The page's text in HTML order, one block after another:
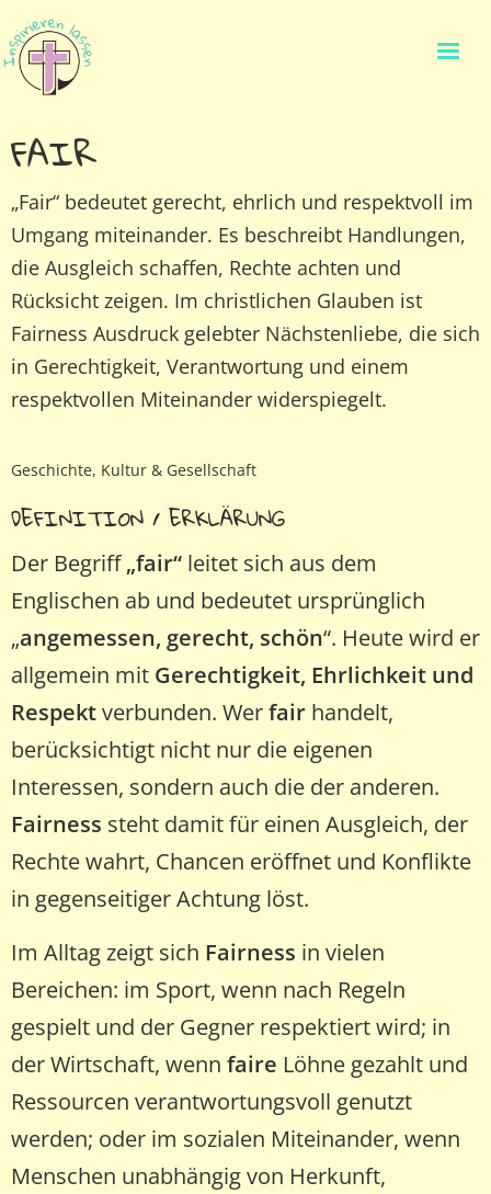
FAIR
„Fair“ bedeutet gerecht, ehrlich und respektvoll im
Umgang miteinander. Es beschreibt Handlungen,
die Ausgleich schaffen, Rechte achten und
Rücksicht zeigen. Im christlichen Glauben ist
Fairness Ausdruck gelebter Nächstenliebe, die sich
in Gerechtigkeit, Verantwortung und einem
respektvollen Miteinander widerspiegelt.
Geschichte, Kultur & Gesellschaft
DEFINITION / ERKLÄRUNG
Der Begriff„fair“ leitet sich aus dem
Englischen ab und bedeutet ursprünglich
„angemessen, gerecht, schön“. Heute wird er
allgemein mit Gerechtigkeit, Ehrlichkeit und
Respektverbunden. Werfair handelt,
berücksichtigt nicht nur die eigenen
Interessen, sondern auch die der anderen.
Fairness steht damit für einen Ausgleich, der
Rechte wahrt, Chancen eröffnet und Konflikte
in gegenseitiger Achtung löst.
Im Alltag zeigt sich Fairness in vielen
Bereichen: im Sport, wenn nach Regeln
gespielt und der Gegner respektiert wird; in
der Wirtschaft, wenn faire Löhne gezahlt und
Ressourcen verantwortungsvoll genutzt
werden; oder im sozialen Miteinander, wenn
Menschen unabhängig von Herkunft,